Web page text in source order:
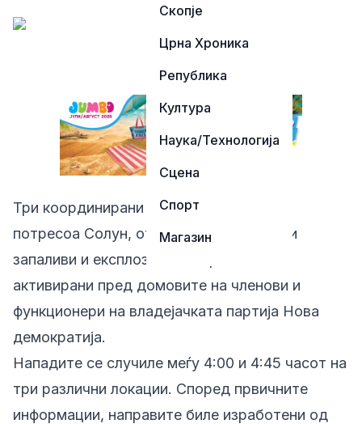
Скопје
Црна Хроника
Република
Култура
Наука/Технологија
Сцена
Спорт
Магазин
Три координирани експлозии утрово го
потресоа Солун, откако импровизирани
запаливи и експлозивни направи беа
активирани пред домовите на членови и
функционери на владејачката партија Нова
демократија.
Нападите се случиле меѓу 4:00 и 4:45 часот на
три различни локации. Според првичните
информации, направите биле изработени од